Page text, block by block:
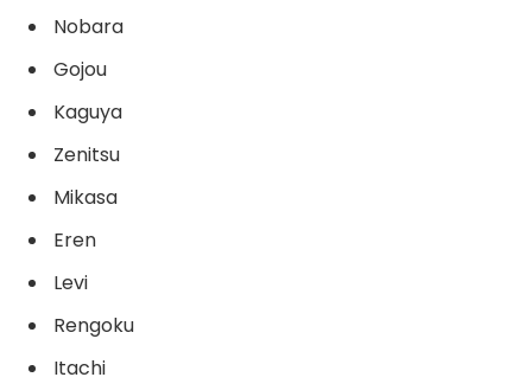
Nobara
Gojou
Kaguya
Zenitsu
Mikasa
Eren
Levi
Rengoku
Itachi